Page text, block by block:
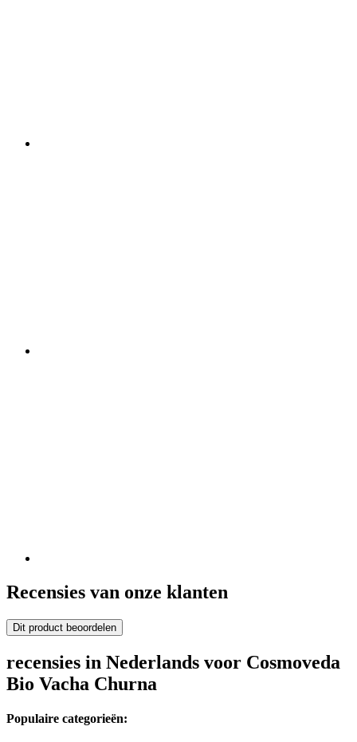
Recensies van onze klanten
Dit product beoordelen
recensies in Nederlands voor Cosmoveda
Bio Vacha Churna
Populaire categorieën: